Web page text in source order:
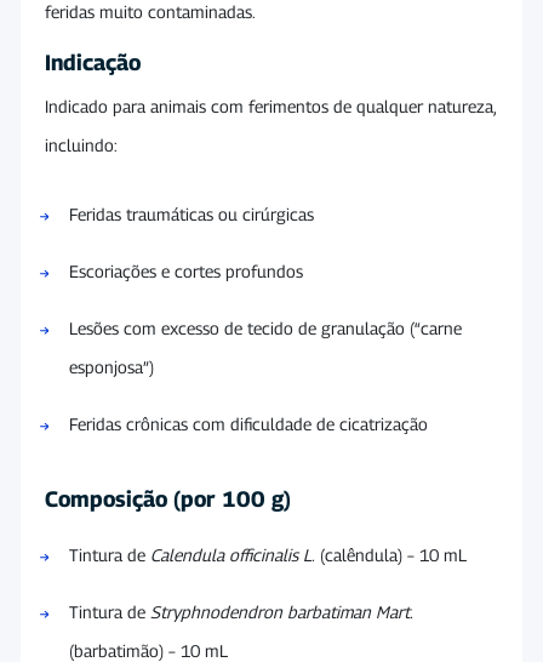
feridas muito contaminadas.
Indicação
Indicado para animais com ferimentos de qualquer natureza,
incluindo:
Feridas traumáticas ou cirúrgicas
Escoriações e cortes profundos
Lesões com excesso de tecido de granulação (“carne
esponjosa”)
Feridas crônicas com dificuldade de cicatrização
Composição (por 100 g)
Tintura de Calendula officinalis L. (calêndula) – 10 mL
Tintura de Stryphnodendron barbatiman Mart.
(barbatimão) – 10 mL